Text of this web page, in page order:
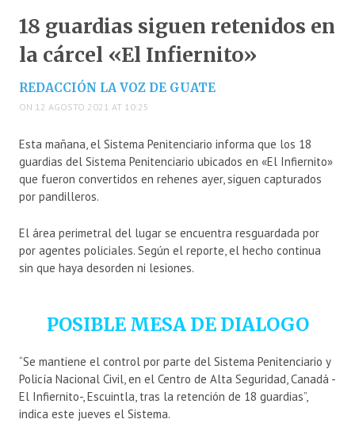
18 guardias siguen retenidos en
la cárcel «El Infiernito»
REDACCIÓN LA VOZ DE GUATE
ON 12 AGOSTO 2021 AT 10:25
Esta mañana, el Sistema Penitenciario informa que los 18
guardias del Sistema Penitenciario ubicados en «El Infiernito»
que fueron convertidos en rehenes ayer, siguen capturados
por pandilleros.
El área perimetral del lugar se encuentra resguardada por
por agentes policiales. Según el reporte, el hecho continua
sin que haya desorden ni lesiones.
POSIBLE MESA DE DIALOGO
“Se mantiene el control por parte del Sistema Penitenciario y
Policía Nacional Civil, en el Centro de Alta Seguridad, Canadá -
El Infiernito-, Escuintla, tras la retención de 18 guardias”,
indica este jueves el Sistema.